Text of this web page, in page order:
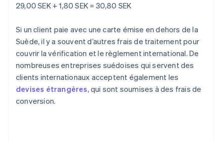
29,00 SEK + 1,80 SEK = 30,80 SEK
Si un client paie avec une carte émise en dehors de la
Suède, il y a souvent d’autres frais de traitement pour
couvrir la vérification et le règlement international. De
nombreuses entreprises suédoises qui servent des
clients internationaux acceptent également les
devises étrangères, qui sont soumises à des frais de
conversion.